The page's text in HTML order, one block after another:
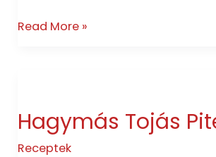
Read More »
Hagymás Tojás
Receptek
Pite